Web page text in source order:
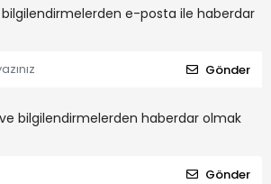
e-posta ile haberdar
Gönder
bilgilendirmelerden haberdar olmak
Gönder